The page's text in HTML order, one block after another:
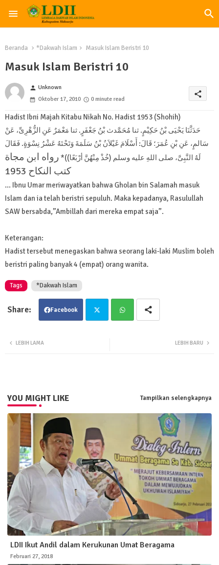
Beranda *Dakwah Islam Masuk Islam Beristri 10
Masuk Islam Beristri 10
person Unknown
Oktober 17, 2010
0 minute read
share
Hadist Ibni Majah Kitabu Nikah No. Hadist 1953 (Shohih)
حَدَثَّنَا يَحْيَى بْنُ حَكِيْمٍ. ثنا مُحَمَّدث بْنُ جَعْفَرٍ. ثنا مَعْمَرٌ عَنِ الزُّهْرِىِّ، عَنْ
سَالمٍ، عَنِ بْنِ عُمَرَ؛ قَالَ: أَسْلَامَ غَيْلاَنُ بْنُ سَلَمَةَ وَتَحْتَهُ عَشْرُ نِسْوَةٍ. فَقَالَ
لَهُ النَّبِىَّ، صلى اللهِ عليه وسلم (خُذْ مِنْهُنَّ أرْبَعًا))* رواه ابن مجاة
كتب النكاح 1953
... Ibnu Umar meriwayatkan bahwa Gholan bin Salamah masuk
Islam dan ia telah beristri sepuluh. Maka kepadanya, Rasulullah
SAW bersabda,”Ambillah dari mereka empat saja”.
Keterangan:
Hadist tersebut menegaskan bahwa seorang laki-laki Muslim boleh
beristri paling banyak 4 (empat) orang wanita.
Tags *Dakwah Islam
Facebook
LEBIH BARU
LEBIH LAMA
YOU MIGHT LIKE Tampilkan selengkapnya
LDII Ikut Andil dalam Kerukunan Umat Beragama
Februari 27, 2018